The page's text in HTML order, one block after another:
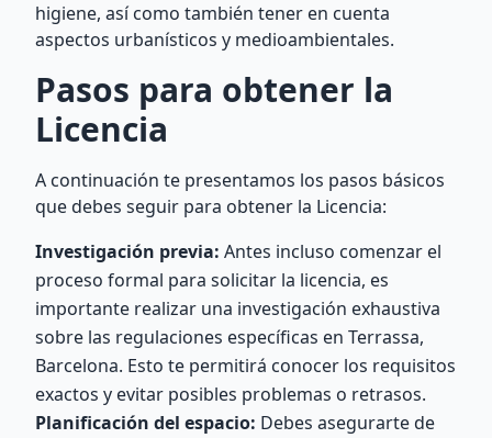
higiene, así como también tener en cuenta
aspectos urbanísticos y medioambientales.
Pasos para obtener la
Licencia
A continuación te presentamos los pasos básicos
que debes seguir para obtener la Licencia:
Investigación previa: Antes incluso comenzar el
proceso formal para solicitar la licencia, es
importante realizar una investigación exhaustiva
sobre las regulaciones específicas en Terrassa,
Barcelona. Esto te permitirá conocer los requisitos
exactos y evitar posibles problemas o retrasos.
Planificación del espacio: Debes asegurarte de